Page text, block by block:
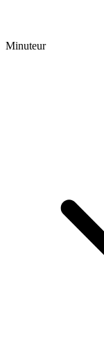
Minuteur